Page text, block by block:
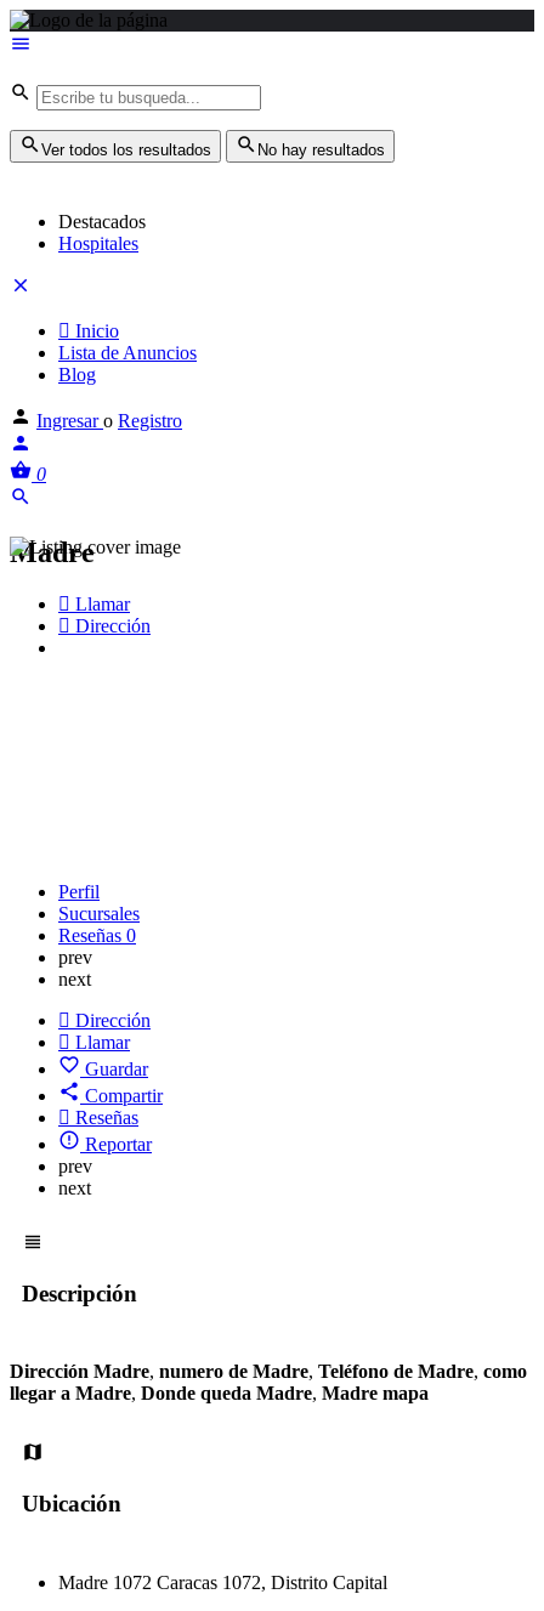
Ver todos los resultados No hay resultados
Destacados
Hospitales
Inicio
Lista de Anuncios
Blog
Ingresaro Registro
0
Madre
Llamar
Dirección
Perfil
Sucursales
Reseñas 0
prev
next
Dirección
Llamar
Guardar
Compartir
Reseñas
Reportar
prev
next
Descripción
Dirección Madre, numero de Madre, Teléfono de Madre, como
llegar a Madre, Donde queda Madre, Madre mapa
Ubicación
Madre 1072 Caracas 1072, Distrito Capital